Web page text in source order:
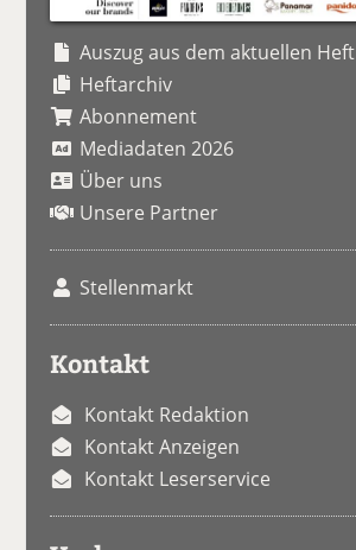
Auszug aus dem aktuellen Heft
Heftarchiv
Abonnement
Mediadaten 2026
Über uns
Unsere Partner
Stellenmarkt
Kontakt
Kontakt Redaktion
Kontakt Anzeigen
Kontakt Leserservice